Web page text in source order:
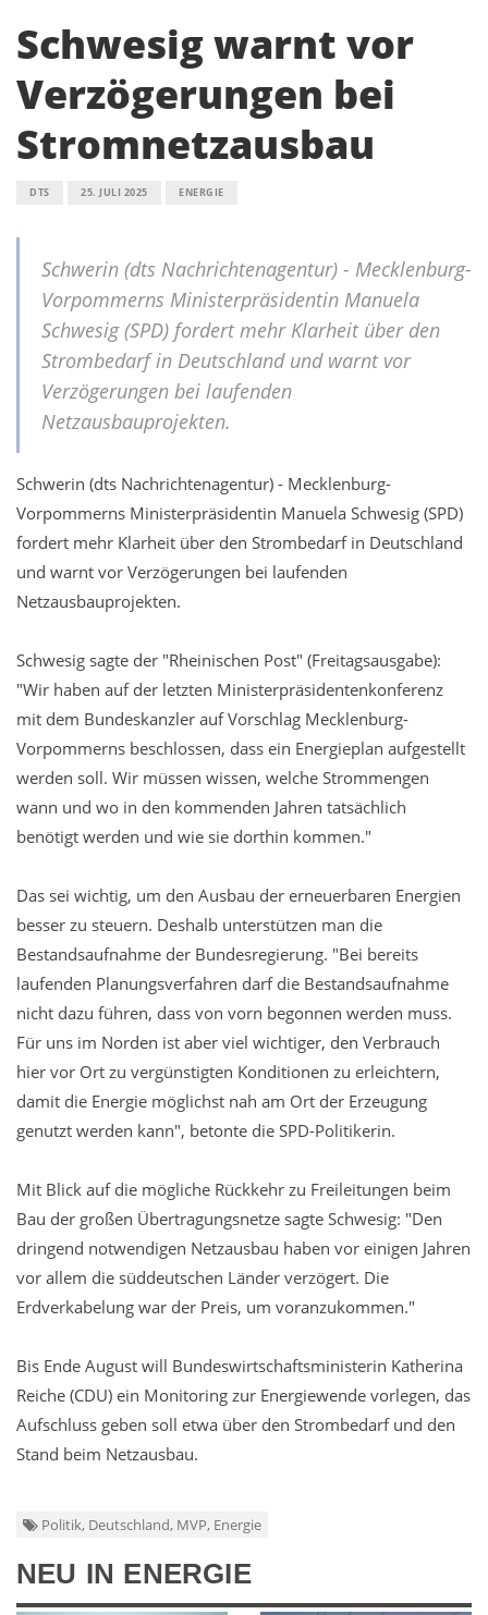
Schwesig warnt vor
Verzögerungen bei
Stromnetzausbau
DTS 25. JULI 2025 ENERGIE
Schwerin (dts Nachrichtenagentur) - Mecklenburg-
Vorpommerns Ministerpräsidentin Manuela
Schwesig (SPD) fordert mehr Klarheit über den
Strombedarf in Deutschland und warnt vor
Verzögerungen bei laufenden
Netzausbauprojekten.
Schwerin (dts Nachrichtenagentur) - Mecklenburg-
Vorpommerns Ministerpräsidentin Manuela Schwesig (SPD)
fordert mehr Klarheit über den Strombedarf in Deutschland
und warnt vor Verzögerungen bei laufenden
Netzausbauprojekten.
Schwesig sagte der "Rheinischen Post" (Freitagsausgabe):
"Wir haben auf der letzten Ministerpräsidentenkonferenz
mit dem Bundeskanzler auf Vorschlag Mecklenburg-
Vorpommerns beschlossen, dass ein Energieplan aufgestellt
werden soll. Wir müssen wissen, welche Strommengen
wann und wo in den kommenden Jahren tatsächlich
benötigt werden und wie sie dorthin kommen."
Das sei wichtig, um den Ausbau der erneuerbaren Energien
besser zu steuern. Deshalb unterstützen man die
Bestandsaufnahme der Bundesregierung. "Bei bereits
laufenden Planungsverfahren darf die Bestandsaufnahme
nicht dazu führen, dass von vorn begonnen werden muss.
Für uns im Norden ist aber viel wichtiger, den Verbrauch
hier vor Ort zu vergünstigten Konditionen zu erleichtern,
damit die Energie möglichst nah am Ort der Erzeugung
genutzt werden kann", betonte die SPD-Politikerin.
Mit Blick auf die mögliche Rückkehr zu Freileitungen beim
Bau der großen Übertragungsnetze sagte Schwesig: "Den
dringend notwendigen Netzausbau haben vor einigen Jahren
vor allem die süddeutschen Länder verzögert. Die
Erdverkabelung war der Preis, um voranzukommen."
Bis Ende August will Bundeswirtschaftsministerin Katherina
Reiche (CDU) ein Monitoring zur Energiewende vorlegen, das
Aufschluss geben soll etwa über den Strombedarf und den
Stand beim Netzausbau.
Politik, Deutschland, MVP, Energie
NEU IN ENERGIE